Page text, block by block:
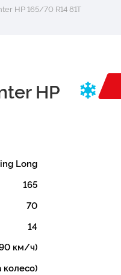
HP 165/70 R14 81T
HP
Long
165
70
14
км/ч)
колесо)